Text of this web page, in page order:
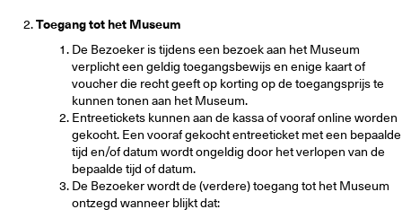
Toegang tot het Museum
De Bezoeker is tijdens een bezoek aan het Museum
verplicht een geldig toegangsbewijs en enige kaart of
voucher die recht geeft op korting op de toegangsprijs te
kunnen tonen aan het Museum.
Entreetickets kunnen aan de kassa of vooraf online worden
gekocht. Een vooraf gekocht entreeticket met een bepaalde
tijd en/of datum wordt ongeldig door het verlopen van de
bepaalde tijd of datum.
De Bezoeker wordt de (verdere) toegang tot het Museum
ontzegd wanneer blijkt dat: